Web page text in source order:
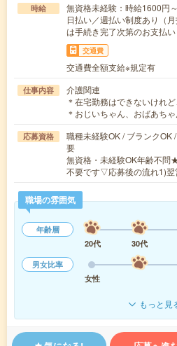
時給
無資格未経験：時給1600
日払い／週払い制度あり（
は手続き完了次第のお支払い
交通費
交通費全額支給※規定有
仕事内容
介護関連
＊在宅勤務はできないけれ
＊おじいちゃん、おばあち
応募資格
職種未経験OK / ブランクOK
要
無資格・未経験OK年齢不
不要です▽応募後の流れ1)
職場の雰囲気
年齢層
20代
30代
男女比率
女性
もっと見